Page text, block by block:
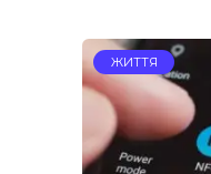
ЖИТТЯ